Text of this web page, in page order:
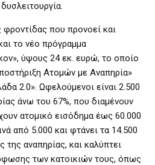
φροντίδας που προνοεί και
το νέο πρόγραμμα
ύψους 24 εκ. ευρώ, το οποίο
Ατομών με Αναπηρία»
2.0». Ωφελούμενοι είναι 2.500
άνω του 67%, που διαμένουν
ατομικό εισόδημα έως 60.000
από 5.000 και φτάνει τα 14.500
αναπηρίας, και καλύπτει
των κατοικιών τους, όπως